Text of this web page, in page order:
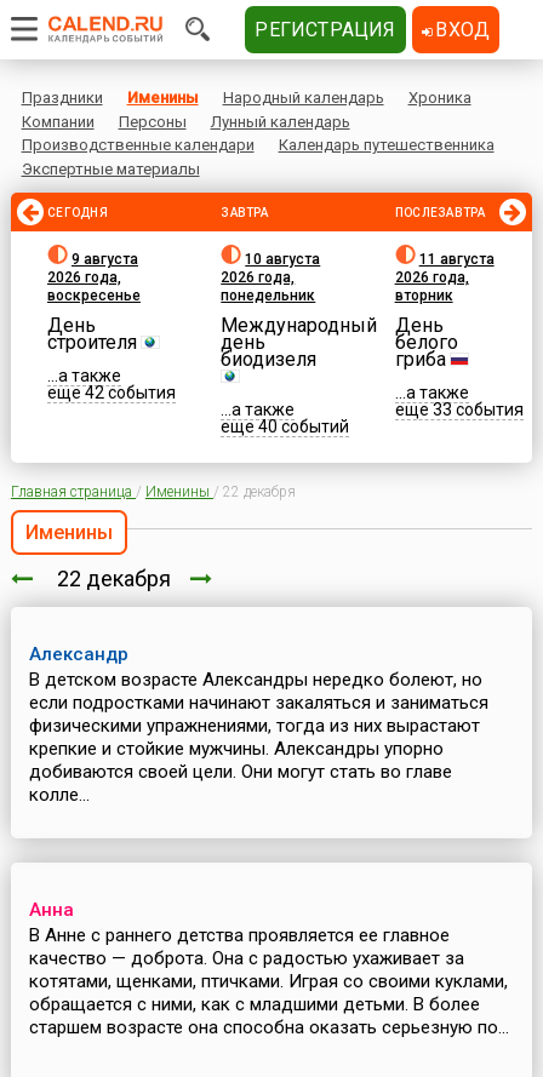
Праздники Именины Народный календарь
Хроника
Компании
Персоны
Лунный календарь
Производственные календари
Календарь путешественника
Экспертные материалы
СЕГОДНЯ
9 августа
2026 года,
воскресенье
День
строителя
...а также
еще 42 события
ЗАВТРА
10 августа
2026 года,
понедельник
Международный
день
биодизеля
...а также
еще 40 событий
ПОСЛЕЗАВТРА
11 августа
2026 года,
вторник
День
белого
гриба
...а также
еще 33 события
Главная страница / Именины / 22 декабря
Именины
22 декабря
Александр
В детском возрасте Александры нередко болеют, но
если подростками начинают закаляться и заниматься
физическими упражнениями, тогда из них вырастают
крепкие и стойкие мужчины. Александры упорно
добиваются своей цели. Они могут стать во главе
колле...
Анна
В Анне с раннего детства проявляется ее главное
качество — доброта. Она с радостью ухаживает за
котятами, щенками, птичками. Играя со своими куклами,
обращается с ними, как с младшими детьми. В более
старшем возрасте она способна оказать серьезную по...
РЕГИСТРАЦИЯ ВХОД